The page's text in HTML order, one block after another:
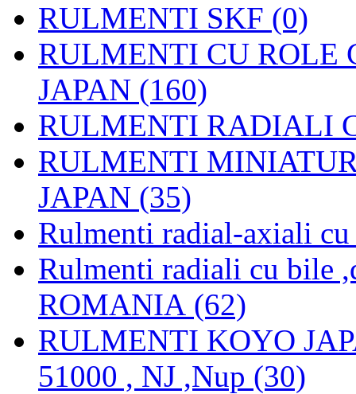
RULMENTI SKF (0)
RULMENTI CU ROLE
JAPAN (160)
RULMENTI RADIALI
RULMENTI
JAPAN (35)
Rulmenti radial-axiali
Rulmenti radiali cu bile
ROMANIA (62)
RULMENTI KOYO
51000 , NJ ,Nup (30)